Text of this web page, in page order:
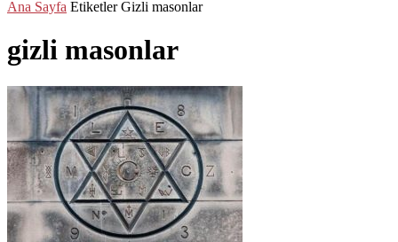
Ana Sayfa Etiketler Gizli masonlar
gizli masonlar